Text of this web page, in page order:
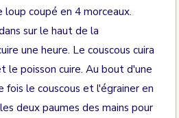
coupé en 4 morceaux.
sur le haut de la
une heure. Le couscous cuira
le poisson cuire. Au bout d'une
fois le couscous et l'égrainer en
deux paumes des mains pour